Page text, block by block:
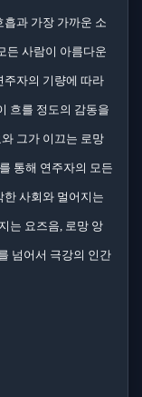
과 가장 가까운 소
든 사람이 아름다운
주자의 기량에 따라
흐를 정도의 감동을
그가 이끄는 로망
통해 연주자의 모든
한 사회와 멀어지는
는 요즈음, 로망 앙
넘어서 극강의 인간